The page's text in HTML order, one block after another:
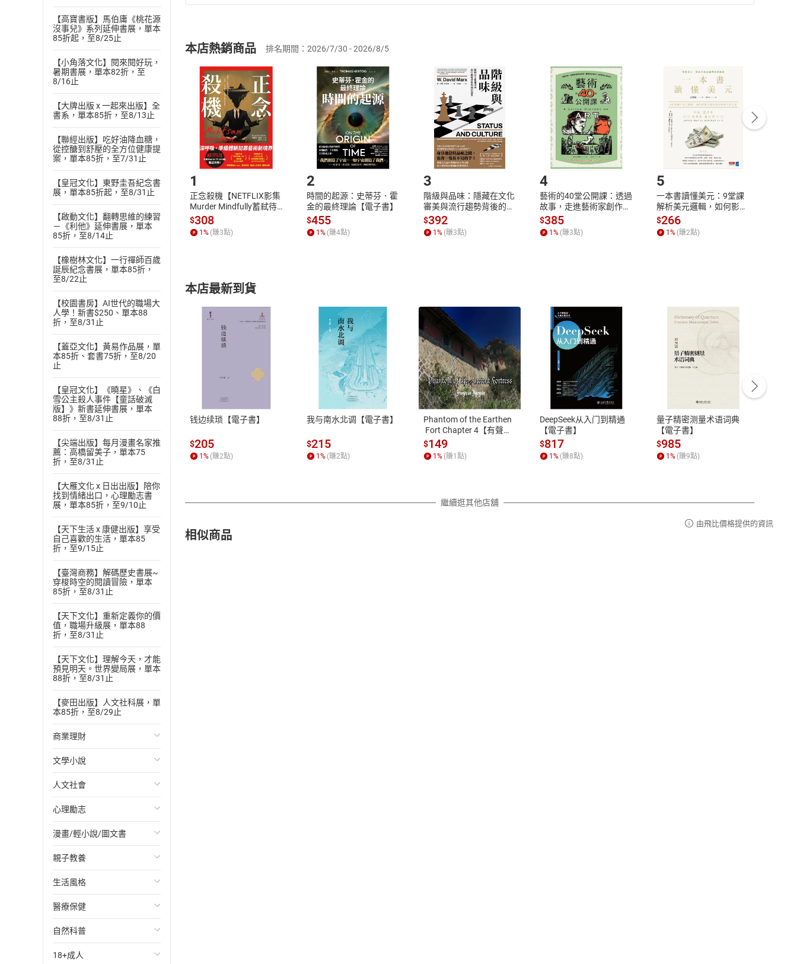
【高寶書版】馬伯庸《桃花源
沒事兒》系列延伸書展，單本
85折起，至8/25止
【小角落文化】閱來閱好玩，
暑期書展，單本82折，至
8/16止
【大牌出版 x 一起來出版】全
書系，單本85折，至8/13止
【聯經出版】吃好油降血糖，
從控醣到舒壓的全方位健康提
案，單本85折，至7/31止
【皇冠文化】東野圭吾紀念書
展，單本85折起，至8/31止
【啟動文化】翻轉思維的練習
－《利他》延伸書展，單本
85折，至8/14止
【橡樹林文化】一行禪師百歲
誕辰紀念書展，單本85折，
至8/22止
【校園書房】AI世代的職場大
人學！新書$250、單本88
折，至8/31止
【蓋亞文化】黃易作品展，單
本85折、套書75折，至8/20
止
【皇冠文化】《曉星》、《白
雪公主殺人事件【童話破滅
版】》新書延伸書展，單本
88折，至8/31止
【尖端出版】每月漫畫名家推
薦：高橋留美子，單本75
折，至8/31止
【大雁文化 x 日出出版】陪你
找到情緒出口，心理勵志書
展，單本85折，至9/10止
【天下生活 x 康健出版】享受
自己喜歡的生活，單本85
折，至9/15止
【臺灣商務】解碼歷史書展~
穿梭時空的閱讀冒險，單本
85折，至8/31止
【天下文化】重新定義你的價
值，職場升級展，單本88
折，至8/31止
【天下文化】理解今天，才能
預見明天。世界變局展，單本
88折，至8/31止
【麥田出版】人文社科展，單
本85折，至8/29止
商業理財
投資理財
經濟/趨勢
財務/金融
管理/領導
職場工作術
成功法
行銷/廣告
傳記
商務/商學
文學小說
歐美文學
日本文學
韓國文學
華文文學
經典文學
成長/家庭生活小說
懸疑/推理小說
科幻/奇幻小說
人文社會
國際關係
政治
社會科學
台灣/中國歷史
日/韓歷史
其他歷史/史學
法律
心理勵志
心靈成長/情緒
人際關係
兩性關係
心理學
漫畫/輕小說/圖文書
輕小說
奇幻/科幻
愛情故事
職場/社會寫實
懸疑/推理
親子教養
教育現場
兒童文學/故事
兒童科普/學習
育兒百科
生活風格
飲食/食譜
健身/美顏
運動/遊戲
醫療保健
健康/養生
常見疾病
自然科普
生物科學
18+成人
(一)依消費者保護法第19條第1項後段暨通訊交易解除權合理例外情事適用準則第2條第5款之規定，「非以有形媒介提供之數位
(二)消費者訂購本店鋪之商品即代表知悉本店鋪所銷售之商品為電子書，屬非以有形媒介提供之數位內容，消費者同意若訂購後
且已下載/存取電子書，不得請求退貨退款。
退貨方式：您欲取消訂單或辦理退貨時，請登入樂天市場，並於「我的訂單」中點選「瀏覽訂單明細」
「申請取消訂單/ 退
貨」，本店鋪將依您的申請進行審核，待審核通過後將為您辦理退款事宜。
請注意，樂天市場須以整筆訂單為單位進行取消/退貨，恕無法以單支商品取消/退貨。
挑選商品
Choose
放入購物車
Shopping cart
登入帳號
Login
付款方式
Payment
完成訂單
Complete
購書後，如何開始使用？
Step1.選擇閱讀載具 Step2.登入帳號，下載書籍後看書
付款方式
ATM轉帳、信用卡、LINE PAY、AFTEE
退換貨規範
本店是否提供消費者保護法七日猶豫期
之權利，遽消費者保護法及通訊交易解
除權合理例外情事適用準則，依商品性
質各有不同規定。詳細退換貨說明請參
照各商品說明。
客服資訊
服務時間：週一到週五 10:00-12:00、
13:00-17:00 (國定假日及例假日休息)
客服電話：0080-1857077
本店熱銷商品 排名期間：2026/7/30 - 2026/8/5
1
正念殺機【NETFLIX影集
Murder Mindfully蓄弒待
發】【電子書】
$308
1 % (賺3點)
2
時間的起源：史蒂芬．霍
金的最終理論【電子書】
$455
1 % (賺4點)
3
階級與品味：隱藏在文化
審美與流行趨勢背後的地
位渴望【電子書】
$392
1 % (賺3點)
4
藝術的40堂公開課：透過
故事，走進藝術家創作現
場，看藝術如何誕生、如
何形塑人類生活【電子
書】
$385
1% (賺3點)
5
一本書讀懂美元：9堂課
解析美元邏輯，如何影響
全球經濟和每個人的投資
【電子書】
$266
1% (賺2點)
本店最新到貨
钱边续琐【電子書】
$205
1 % (賺2點)
我与南水北调【電子書】
$215
1 % (賺2點)
Phantom of the Earthen
Fort Chapter 4【有聲
書】
$149
1 % (賺1 點)
DeepSeek从入门到精通
【電子書】
$817
1% (賺8點)
量子精密测量术语词典
【電子書】
$985
1% (賺9點)
繼續逛其他店舖
相似商品
由飛比價格提供的資訊